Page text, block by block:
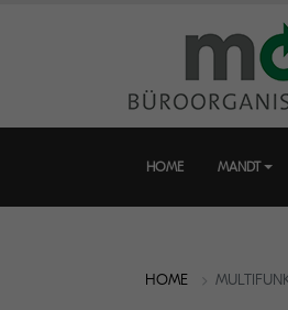
HOME MANDT
HOME